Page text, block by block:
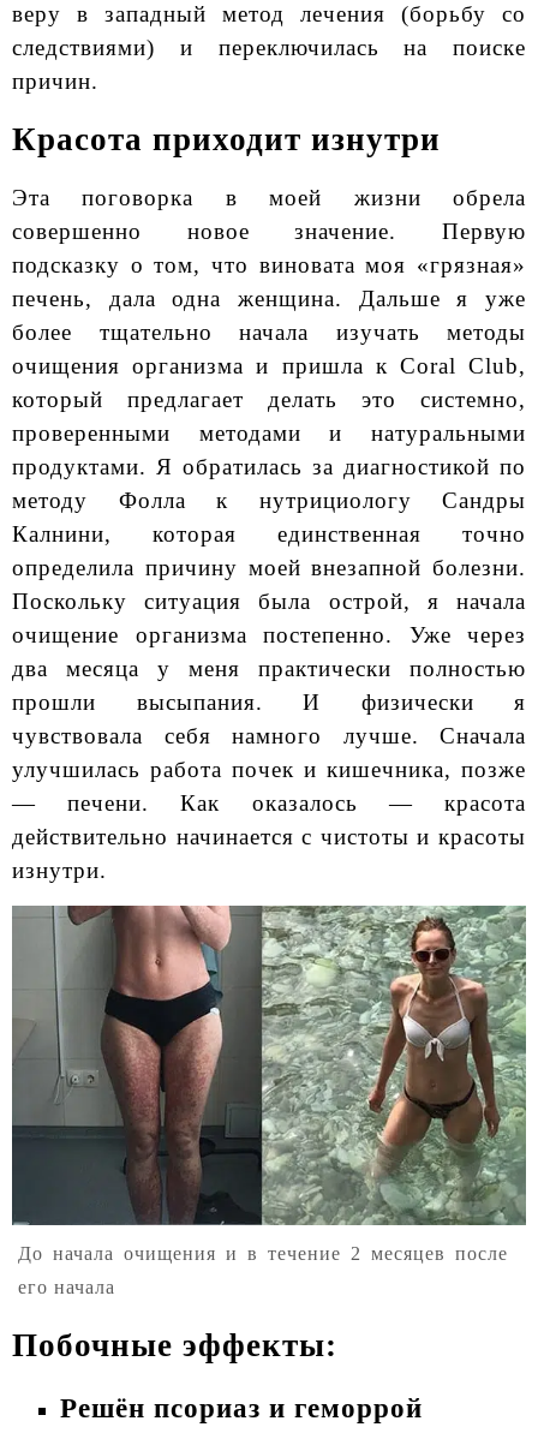
веру в западный метод лечения (борьбу со
следствиями) и переключилась на поиске
причин.
Красота приходит изнутри
Эта поговорка в моей жизни обрела
совершенно новое значение. Первую
подсказку о том, что виновата моя «грязная»
печень, дала одна женщина. Дальше я уже
более тщательно начала изучать методы
очищения организма и пришла к Coral Club,
который предлагает делать это системно,
проверенными методами и натуральными
продуктами. Я обратилась за диагностикой по
методу Фолла к нутрициологу Сандры
Калнини, которая единственная точно
определила причину моей внезапной болезни.
Поскольку ситуация была острой, я начала
очищение организма постепенно. Уже через
два месяца у меня практически полностью
прошли высыпания. И физически я
чувствовала себя намного лучше. Сначала
улучшилась работа почек и кишечника, позже
— печени. Как оказалось — красота
действительно начинается с чистоты и красоты
изнутри.
До начала очищения и в течение 2 месяцев после
его начала
Побочные эффекты:
Решён псориаз и геморрой